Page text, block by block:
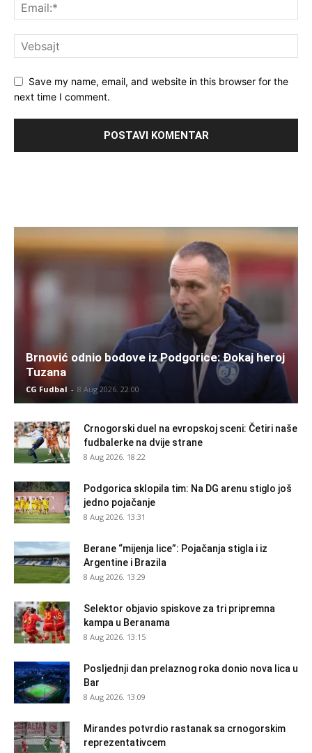
Save my name, email, and website in this browser for the
next time I comment.
Brnović odnio bodove iz Podgorice: Đokaj heroj
Tuzana
CG Fudbal - 8 Aug 2026. 22:00
Crnogorski duel na evropskoj sceni: Četiri naše
fudbalerke na dvije strane
8 Aug 2026. 18:22
Podgorica sklopila tim: Na DG arenu stiglo još
jedno pojačanje
8 Aug 2026. 13:31
Berane “mijenja lice”: Pojačanja stigla i iz
Argentine i Brazila
8 Aug 2026. 13:29
Selektor objavio spiskove za tri pripremna
kampa u Beranama
8 Aug 2026. 13:15
Posljednji dan prelaznog roka donio nova lica u
Bar
8 Aug 2026. 13:09
Mirandes potvrdio rastanak sa crnogorskim
reprezentativcem